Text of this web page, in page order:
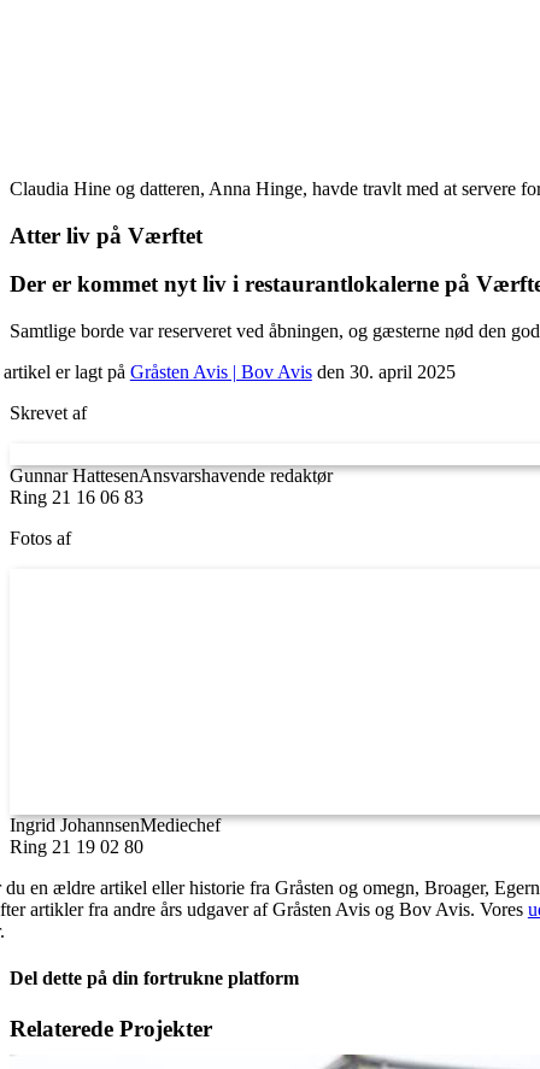
Claudia Hine og datteren, Anna Hinge, havde travlt med at servere
Atter liv på Værftet
Der er kommet nyt liv i restaurantlokalerne på
Samtlige borde var reserveret ved åbningen, og gæsterne nød den
er lagt på Gråsten Avis | Bov Avisden 30. april 2025
Skrevet af
Gunnar HattesenAnsvarshavende redaktør
Ring 21 16 06 83
Fotos af
Ingrid JohannsenMediechef
Ring 21 19 02 80
du en ældre artikel eller historie fra Gråsten og omegn, Broager,
artikler fra andre års udgaver af Gråsten Avis og Bov Avis. Vores
Del dette på din fortrukne platform
Facebook
X
LinkedIn
E-
Relaterede Projekter